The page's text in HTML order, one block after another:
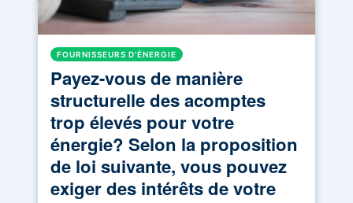
FOURNISSEURS D'ÉNERGIE
Payez-vous de manière
structurelle des acomptes
trop élevés pour votre
énergie? Selon la proposition
de loi suivante, vous pouvez
exiger des intérêts de votre